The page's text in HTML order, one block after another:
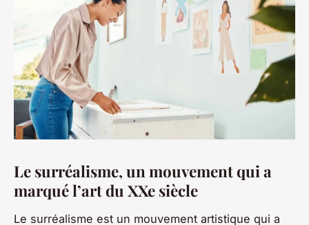
Le surréalisme, un mouvement qui a
marqué l’art du XXe siècle
Le surréalisme est un mouvement artistique qui a